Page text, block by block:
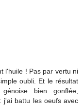
l'huile ! Pas par vertu ni
oubli. Et le résultat
bien gonflée,
j'ai battu les oeufs avec